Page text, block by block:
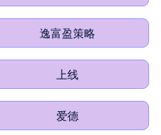
逸富盈策略
上线
爱德